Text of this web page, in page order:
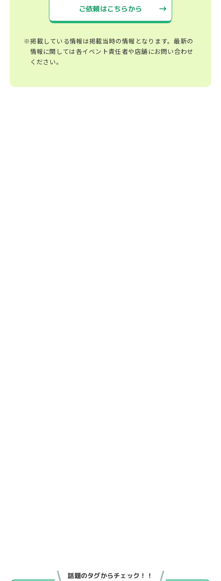
ご依頼はこちらから
※掲載している情報は掲載当時の情報となります。最新の
情報に関しては各イベント責任者や店舗にお問い合わせ
ください。
話題のタグからチェック！！